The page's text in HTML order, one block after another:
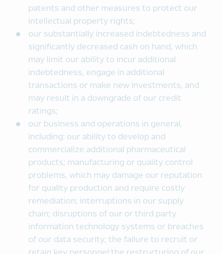
patents and other measures to protect our
intellectual property rights;
our substantially increased indebtedness and
significantly decreased cash on hand, which
may limit our ability to incur additional
indebtedness, engage in additional
transactions or make new investments, and
may result in a downgrade of our credit
ratings;
our business and operations in general,
including: our ability to develop and
commercialize additional pharmaceutical
products; manufacturing or quality control
problems, which may damage our reputation
for quality production and require costly
remediation; interruptions in our supply
chain; disruptions of our or third party
information technology systems or breaches
of our data security; the failure to recruit or